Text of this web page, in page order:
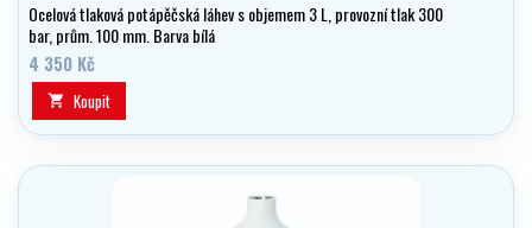
Ocelová tlaková potápěčská láhev s objemem 3 L, provozní tlak 300
bar, prům. 100 mm. Barva bílá
4 350 Kč
 Koupit